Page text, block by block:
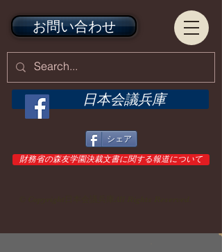
日本会議兵庫
シェア
お問い合わせ
財務省の森友学園決裁文書に関する報道について